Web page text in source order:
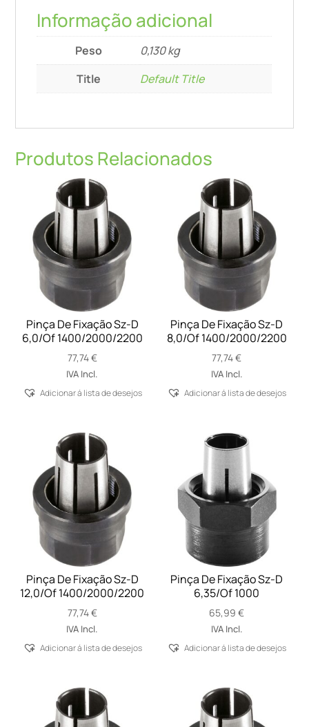
Informação adicional
Peso
0,130 kg
Title
Default Title
Produtos Relacionados
Pinça De Fixação Sz-D
6,0/Of 1400/2000/2200
77,74€
IVA Incl.
Adicionar á lista de desejos
Pinça De Fixação Sz-D
8,0/Of 1400/2000/2200
77,74€
IVA Incl.
Adicionar á lista de desejos
Pinça De Fixação Sz-D
12,0/Of 1400/2000/2200
77,74€
IVA Incl.
Adicionar á lista de desejos
Pinça De Fixação Sz-D
6,35/Of 1000
65,99€
IVA Incl.
Adicionar á lista de desejos